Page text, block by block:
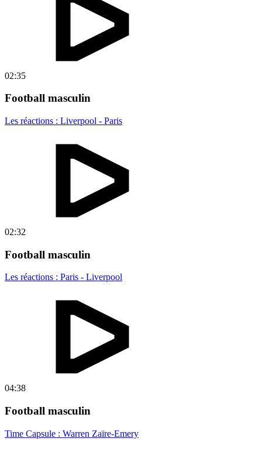
02:35
Football masculin
Les réactions : Liverpool - Paris
02:32
Football masculin
Les réactions : Paris - Liverpool
04:38
Football masculin
Time Capsule : Warren Zaïre-Emery